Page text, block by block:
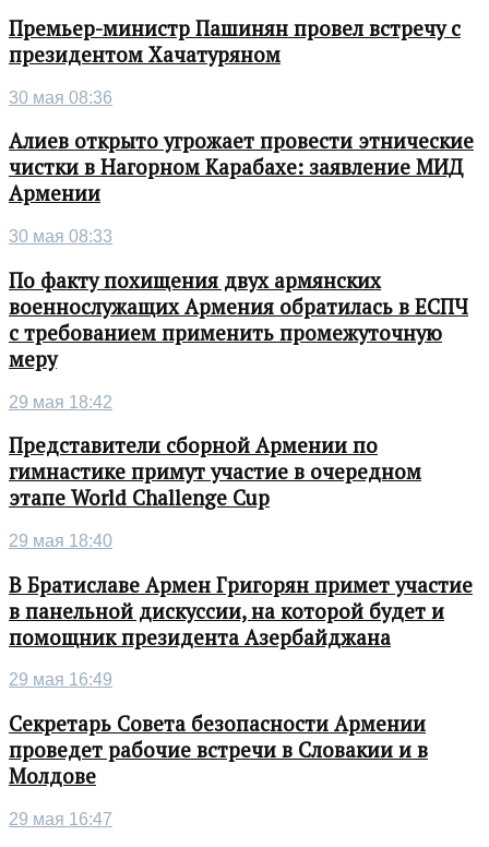
Премьер-министр Пашинян провел встречу с
президентом Хачатуряном
30 мая 08:36
Алиев открыто угрожает провести этнические
чистки в Нагорном Карабахе: заявление МИД
Армении
30 мая 08:33
По факту похищения двух армянских
военнослужащих Армения обратилась в ЕСПЧ
с требованием применить промежуточную
меру
29 мая 18:42
Представители сборной Армении по
гимнастике примут участие в очередном
этапе World Challenge Cup
29 мая 18:40
В Братиславе Армен Григорян примет участие
в панельной дискуссии, на которой будет и
помощник президента Азербайджана
29 мая 16:49
Секретарь Совета безопасности Армении
проведет рабочие встречи в Словакии и в
Молдове
29 мая 16:47